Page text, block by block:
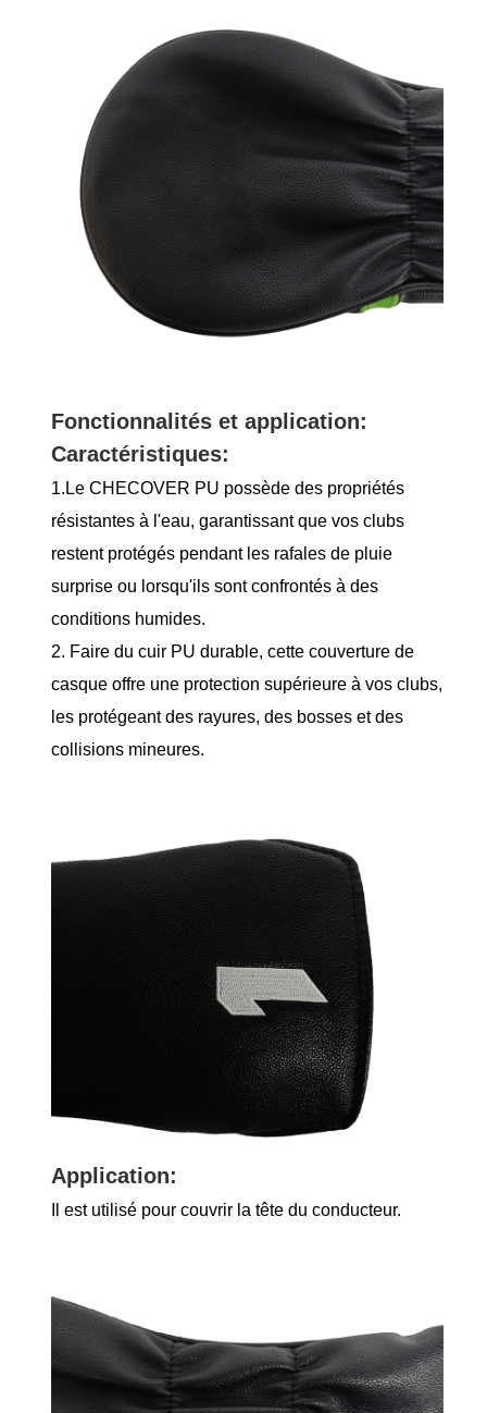
Fonctionnalités et application:
Caractéristiques:
1.Le CHECOVER PU possède des propriétés
résistantes à l'eau, garantissant que vos clubs
restent protégés pendant les rafales de pluie
surprise ou lorsqu'ils sont confrontés à des
conditions humides.
2. Faire du cuir PU durable, cette couverture de
casque offre une protection supérieure à vos clubs,
les protégeant des rayures, des bosses et des
collisions mineures.
Application:
Il est utilisé pour couvrir la tête du conducteur.